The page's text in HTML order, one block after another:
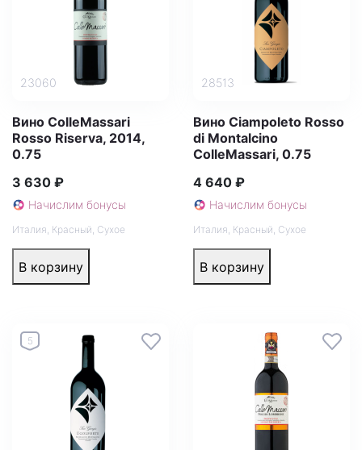
23060
Вино ColleMassari
Rosso Riserva, 2014,
0.75
3 630 ₽
Начислим бонусы
Италия, Красный, Сухое
В корзину
28513
Вино Ciampoleto Rosso
di Montalcino
ColleMassari, 0.75
4 640 ₽
Начислим бонусы
Италия, Красный, Сухое
В корзину
5